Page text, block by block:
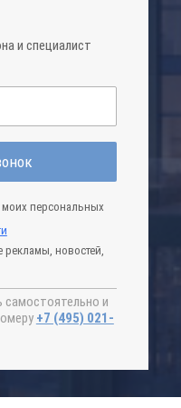
и специалист
моих персональных
рекламы, новостей,
и
+7 (495) 021-